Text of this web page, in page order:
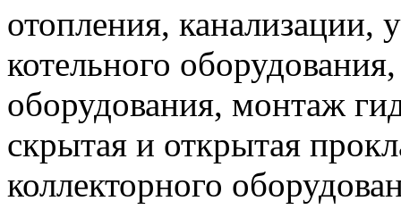
отопления, канализации,
котельного
оборудования, монтаж
скрытая и открытая
коллекторного